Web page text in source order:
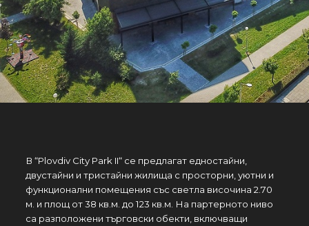
В “Plovdiv City Park II“ се предлагат едностайни,
двустайни и тристайни жилища с просторни, уютни и
функционални помещения със светла височина 2.70
м. и площ от 38 кв.м. до 123 кв.м. На партерното ниво
са разположени търговски обекти, включващи